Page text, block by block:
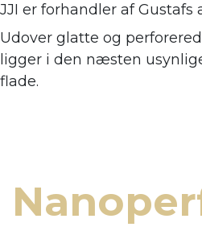
JJI er forhandler afGustafs
Udover glatte og
ligger i den næsten
flade.